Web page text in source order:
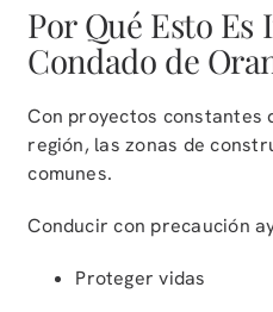
Por Qué Esto
Condado de
Con proyectos
región, las zonas de
comunes.
Conducir con precaución
Proteger vidas